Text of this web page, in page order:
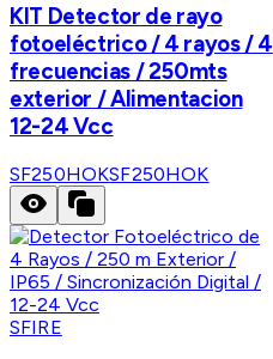
KIT Detector de rayo
fotoeléctrico / 4 rayos / 4
frecuencias / 250mts
exterior / Alimentacion
12-24 Vcc
SF250HOKSF250HOK
SFIRE